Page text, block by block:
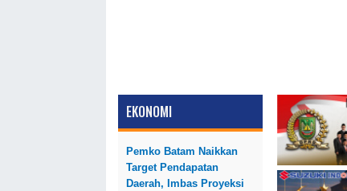
EKONOMI
Pemko Batam Naikkan
Target Pendapatan
Daerah, Imbas Proyeksi